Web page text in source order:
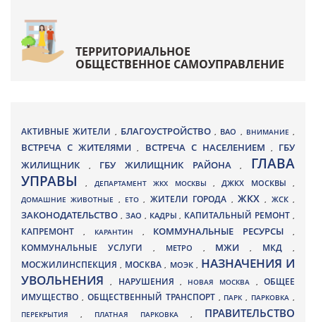
ТЕРРИТОРИАЛЬНОЕ
ОБЩЕСТВЕННОЕ САМОУПРАВЛЕНИЕ
АКТИВНЫЕ ЖИТЕЛИ , БЛАГОУСТРОЙСТВО , ВАО , ВНИМАНИЕ ,
ВСТРЕЧА С ЖИТЕЛЯМИ, ВСТРЕЧА С НАСЕЛЕНИЕМ , ГБУ
ЖИЛИЩНИК
, ГБУ ЖИЛИЩНИК РАЙОНА, ГЛАВА
УПРАВЫ, ДЕПАРТАМЕНТ ЖКХ МОСКВЫ ,ДЖКХ МОСКВЫ ,
ДОМАШНИЕ ЖИВОТНЫЕ , ЕТО, ЖИТЕЛИ ГОРОДА , ЖКХ, ЖСК,
ЗАКОНОДАТЕЛЬСТВО , ЗАО , КАДРЫ, КАПИТАЛЬНЫЙ РЕМОНТ ,
КАПРЕМОНТ , КАРАНТИН , КОММУНАЛЬНЫЕ РЕСУРСЫ,
КОММУНАЛЬНЫЕ УСЛУГИ , МЕТРО , МЖИ, МКД ,
МОСЖИЛИНСПЕКЦИЯ, МОСКВА , МОЭК , НАЗНАЧЕНИЯ И
УВОЛЬНЕНИЯ, НАРУШЕНИЯ , НОВАЯ МОСКВА ,ОБЩЕЕ
ИМУЩЕСТВО , ОБЩЕСТВЕННЫЙ ТРАНСПОРТ , ПАРК, ПАРКОВКА ,
ПЕРЕКРЫТИЯ , ПЛАТНАЯ ПАРКОВКА , ПРАВИТЕЛЬСТВО